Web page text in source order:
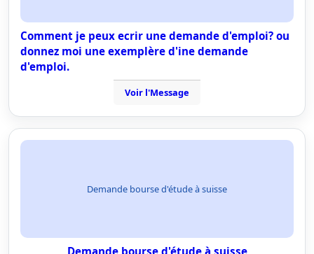
Comment je peux ecrir une demande d'emploi? ou
donnez moi une exemplère d'ine demande
d'emploi.
Voir l'Message
Demande bourse d'étude à suisse
Demande bourse d'étude à suisse